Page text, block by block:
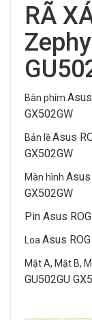
RÃ
Bàn phím
GX502GW
Bản lềAsus
GX502GW
Màn hình Asus
GX502GW
Pin Asus
Loa Asus
Mặt A, Mặt B,
GU502GU